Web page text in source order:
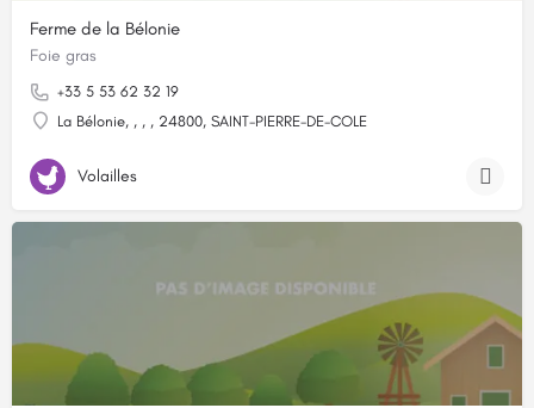
Ferme de la Bélonie
Foie gras
+33 5 53 62 32 19
La Bélonie, , , , 24800, SAINT-PIERRE-DE-COLE
Volailles